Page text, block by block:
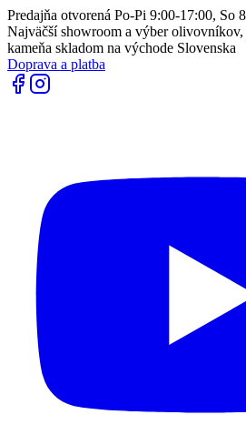
Predajňa otvorená Po-Pi 9:00-17:00, So
Najväčší showroom a výber olivovníkov,
kameňa skladom na východe Slovenska
Doprava a platba